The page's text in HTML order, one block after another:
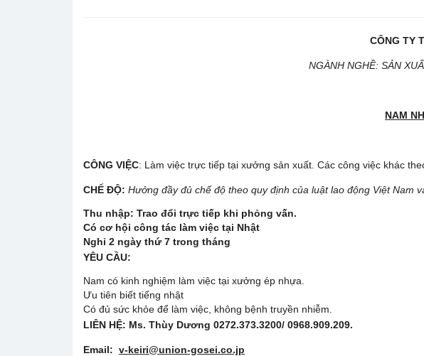
CÔNG TY
NGÀNH NGHỀ: SẢN
NAM
CÔNG VIỆC: Làm việc trực tiếp tại xưởng sản xuất. Các công việc khác
CHẾ ĐỘ: Hưởng đầy đủ chế độ theo quy định của luật lao động Việt Nam
Thu nhập: Trao đổi trực tiếp khi phỏng vấn.
Có cơ hội công tác làm việc tại Nhật
Nghỉ 2 ngày thứ 7 trong tháng
YÊU CẦU:
Nam có kinh nghiệm làm việc tại xưởng ép nhựa.
Ưu tiên biết tiếng nhật
Có đủ sức khỏe để làm việc, không bệnh truyền nhiễm.
LIÊN HỆ: Ms. Thùy Dương 0272.373.3200/ 0968.909.209.
Email: v-keiri@union-gosei.co.jp